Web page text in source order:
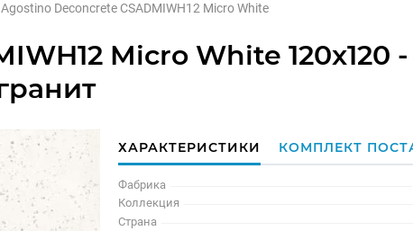
Deconcrete CSADMIWH12 Micro White
Micro White 120x120 -
ХАРАКТЕРИСТИКИ КОМПЛЕКТ
Фабрика
Коллекция
Страна